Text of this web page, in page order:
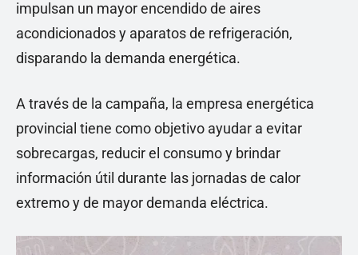
impulsan un mayor encendido de aires
acondicionados y aparatos de refrigeración,
disparando la demanda energética.
A través de la campaña, la empresa energética
provincial tiene como objetivo ayudar a evitar
sobrecargas, reducir el consumo y brindar
información útil durante las jornadas de calor
extremo y de mayor demanda eléctrica.